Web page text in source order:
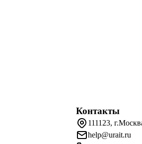
Контакты
111123,
help@urait.ru